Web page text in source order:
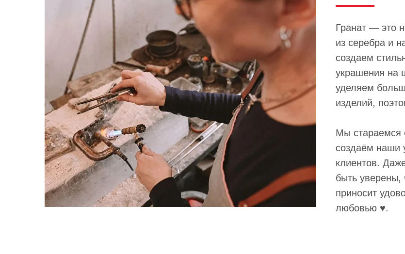
Гранат — это
из серебра и
создаем
украшения на
уделяем
изделий,
Мы стараемся
создаём наши
клиентов.
быть уверены,
приносит
любовью ♥️.